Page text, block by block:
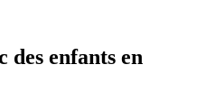
des enfants en